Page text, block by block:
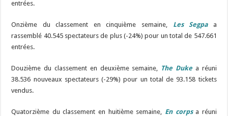
entrées.
Onzième du classement en cinquième semaine, Les Segpaa
rassemblé 40.545 spectateurs de plus (-24%) pour un total de 547.661
entrées.
Douzième du classement en deuxième semaine, The Duke a réuni
38.536 nouveaux spectateurs (-29%) pour un total de 93.158 tickets
vendus.
Quatorzième du classement en huitième semaine, En corpsa réuni